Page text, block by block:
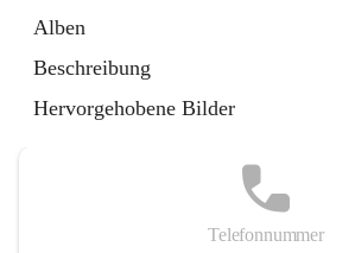
Alben
Beschreibung
Hervorgehobene Bilder
Telefonnummer